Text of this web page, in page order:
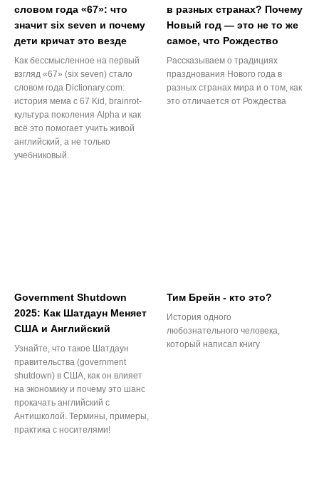
словом года «67»: что
значит six seven и почему
дети кричат это везде
Как бессмысленное на первый
взгляд «67» (six seven) стало
словом года Dictionary.com:
история мема с 67 Kid, brainrot-
культура поколения Alpha и как
всё это помогает учить живой
английский, а не только
учебниковый.
в разных странах? Почему
Новый год — это не то же
самое, что Рождество
Рассказываем о традициях
празднования Нового года в
разных странах мира и о том, как
это отличается от Рождества
Government Shutdown
2025: Как Шатдаун Меняет
США и Английский
Узнайте, что такое Шатдаун
правительства (government
shutdown) в США, как он влияет
на экономику и почему это шанс
прокачать английский с
Антишколой. Термины, примеры,
практика с носителями!
Тим Брейн - кто это?
История одного
любознательного человека,
который написал книгу